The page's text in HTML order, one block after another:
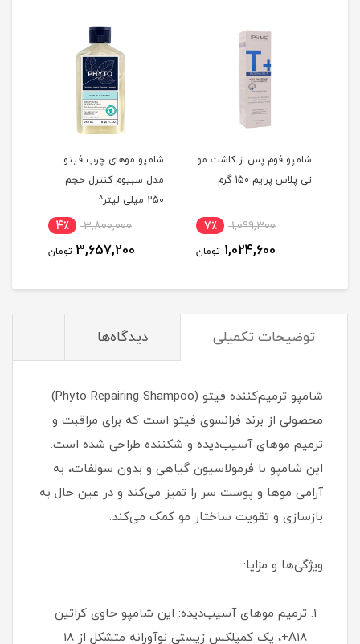
شامپو فوم پس از کاشت مو
تی پلاس پرایم 150 گرم
1,099,300 7٪
1,024,600 تومان
شامپو موهای چرب فیتو
مدل سبیوم کنترل حجم
250 میلی لیتر^
3,800,000 4٪
3,657,200 تومان
توضیحات تکمیلی دیدگاه‌ها
شامپو ترمیم‌کننده فیتو (Phyto Repairing Shampoo)
محصولی از برند فرانسوی فیتو است که برای مراقبت و
ترمیم موهای آسیب‌دیده و شکننده طراحی شده است.
این شامپو با فرمولاسیون گیاهی و بدون سولفات، به
آرامی موها و پوست سر را تمیز می‌کند و در عین حال به
بازسازی و تقویت ساختار مو کمک می‌کند.
ویژگی‌ها و مزایا:
ترمیم موهای آسیب‌دیده: این شامپو حاوی کراتین
A18+، یک کمپلکس زیستی نوآورانه متشکل از 18